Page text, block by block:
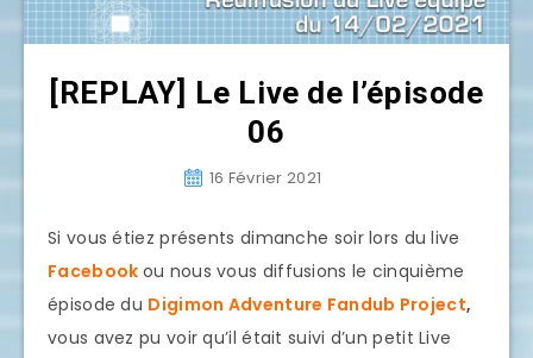
[REPLAY] Le Live de l’épisode
06
16 Février 2021
Si vous étiez présents dimanche soir lors du live
Facebook ou nous vous diffusions le cinquième
épisode du Digimon Adventure Fandub Project,
vous avez pu voir qu’il était suivi d’un petit Live